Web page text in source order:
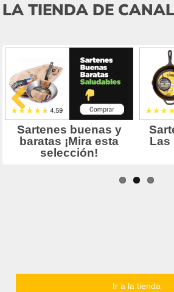
LA TIENDA DE
Ir a la tienda